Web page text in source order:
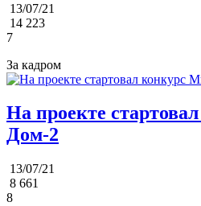
13/07/21
14 223
7
За кадром
На проекте
Дом-2
13/07/21
8 661
8